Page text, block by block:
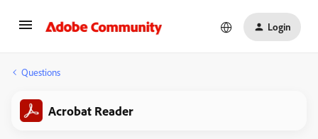
Login
Questions
Acrobat Reader